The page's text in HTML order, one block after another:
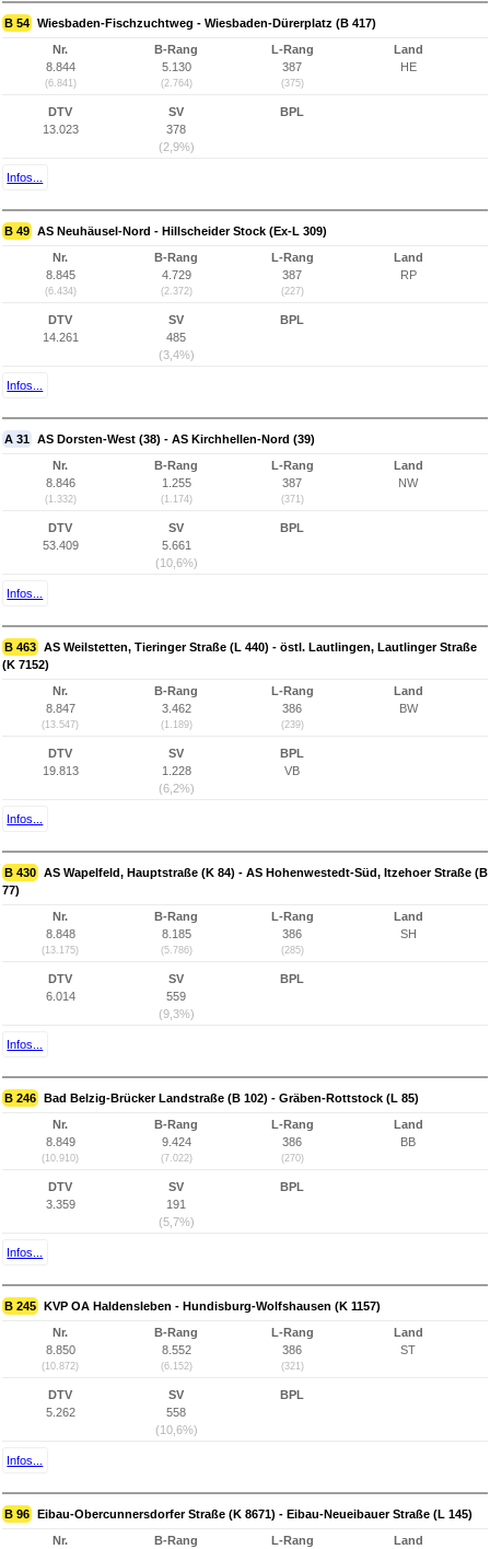
B 54 Wiesbaden-Fischzuchtweg - Wiesbaden-Dürerplatz (B 417)
Nr.
8.844
(6.841)
B-Rang
5.130
(2.764)
L-Rang
387
(375)
Land
HE
DTV
13.023
SV
378
(2,9%)
BPL
Infos...
B 49 AS Neuhäusel-Nord - Hillscheider Stock (Ex-L 309)
Nr.
8.845
(6.434)
B-Rang
4.729
(2.372)
L-Rang
387
(227)
Land
RP
DTV
14.261
SV
485
(3,4%)
BPL
Infos...
A 31 AS Dorsten-West (38) - AS Kirchhellen-Nord (39)
Nr.
8.846
(1.332)
B-Rang
1.255
(1.174)
L-Rang
387
(371)
Land
NW
DTV
53.409
SV
5.661
(10,6%)
BPL
Infos...
B 463 AS Weilstetten, Tieringer Straße (L 440) - östl. Lautlingen, Lautlinger Straße
(K 7152)
Nr.
8.847
(13.547)
B-Rang
3.462
(1.189)
L-Rang
386
(239)
Land
BW
DTV
19.813
SV
1.228
(6,2%)
BPL
VB
Infos...
B 430 AS Wapelfeld, Hauptstraße (K 84) - AS Hohenwestedt-Süd, Itzehoer Straße (B
77)
Nr.
8.848
(13.175)
B-Rang
8.185
(5.786)
L-Rang
386
(285)
Land
SH
DTV
6.014
SV
559
(9,3%)
BPL
Infos...
B 246 Bad Belzig-Brücker Landstraße (B 102) - Gräben-Rottstock (L 85)
Nr.
8.849
(10.910)
B-Rang
9.424
(7.022)
L-Rang
386
(270)
Land
BB
DTV
3.359
SV
191
(5,7%)
BPL
Infos...
B 245 KVP OA Haldensleben - Hundisburg-Wolfshausen (K 1157)
Nr.
8.850
(10.872)
B-Rang
8.552
(6.152)
L-Rang
386
(321)
Land
ST
DTV
5.262
SV
558
(10,6%)
BPL
Infos...
B 96 Eibau-Obercunnersdorfer Straße (K 8671) - Eibau-Neueibauer Straße (L 145)
Nr. B-Rang L-Rang Land